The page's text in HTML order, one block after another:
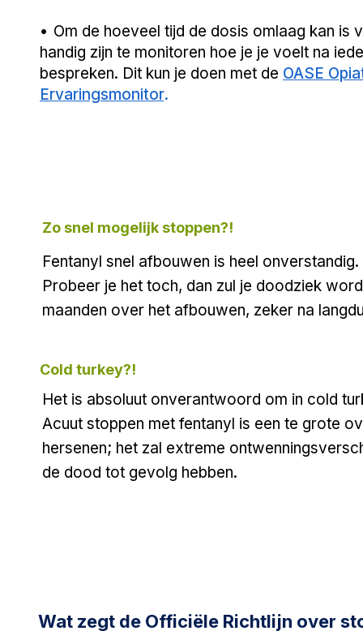
• Om de hoeveel tijd de dosis omlaag kan is
handig zijn te monitoren hoe je je voelt na
bespreken. Dit kun je doen met de OASE
Ervaringsmonitor.
Het is absoluut onverantwoord om in cold
Acuut stoppen met fentanyl is een te grote
hersenen; het zal extreme
de dood tot gevolg hebben.
Zo snel mogelijk stoppen?!
Fentanyl snel afbouwen is heel
Probeer je het toch, dan zul je doodziek
maanden over het afbouwen, zeker na
Cold turkey?!
Wat zegt de Officiële Richtlijn over